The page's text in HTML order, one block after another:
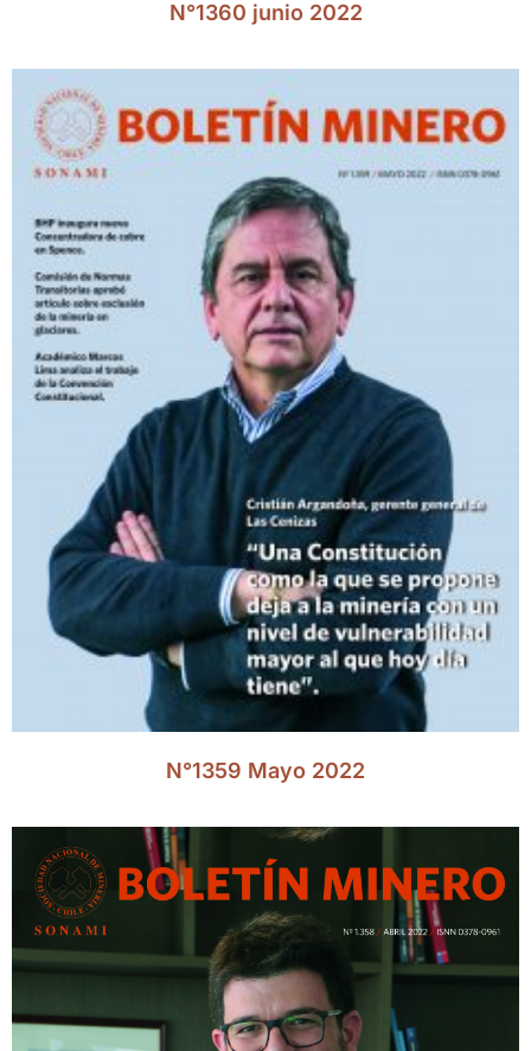
N°1360 junio 2022
N°1359 Mayo 2022